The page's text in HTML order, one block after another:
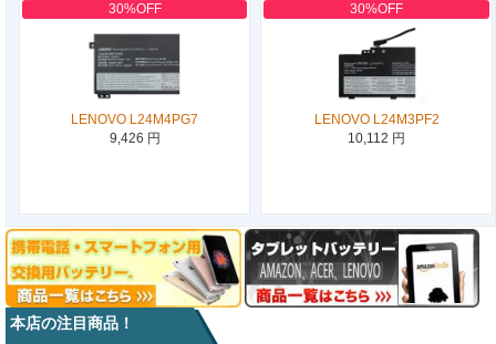
30%OFF
LENOVO L24M4PG7
9,426 円
30%OFF
LENOVO L24M3PF2
10,112 円
本店の注目商品！